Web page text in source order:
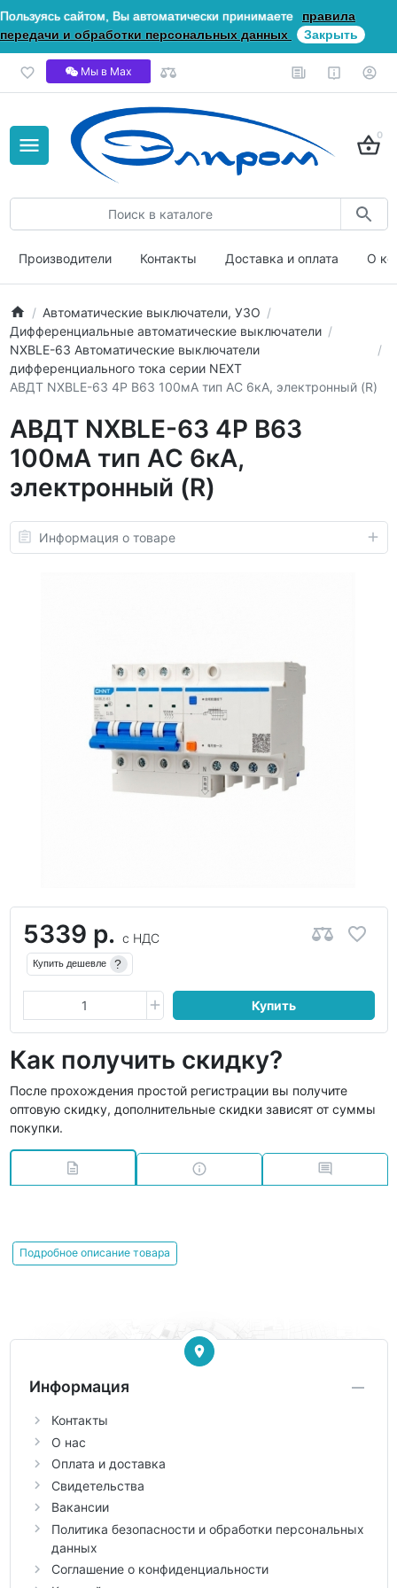
Пользуясь сайтом, Вы автоматически принимаете
правила
передачи и обработки персональных данных
Закрыть
Мы в Мах
0
Производители Контакты Доставка и оплата О
Автоматические выключатели, УЗО
Дифференциальные автоматические выключатели
NXBLE-63 Автоматические выключатели
дифференциального тока серии NEXT
АВДТ NXBLE-63 4P B63 100мА тип AС 6кА, электронный (R)
АВДТ NXBLE-63 4P B63
100мА тип AС 6кА,
электронный (R)
Информация о товаре
5339 р. с НДС
Купить дешевле ?
Купить
Как получить скидку?
После прохождения простой регистрации вы получите
оптовую скидку, дополнительные скидки зависят от суммы
покупки.
Подробное описание товара
Информация
Контакты
О нас
Оплата и доставка
Свидетельства
Вакансии
Политика безопасности и обработки персональных
данных
Соглашение о конфиденциальности